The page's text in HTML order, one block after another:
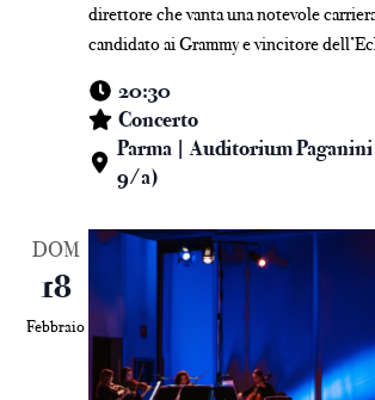
direttore che vanta una notevole
candidato ai Grammy e vincitore
20:30
Concerto
Parma | Auditorium Paganini
9/a)
DOM
18
Febbraio